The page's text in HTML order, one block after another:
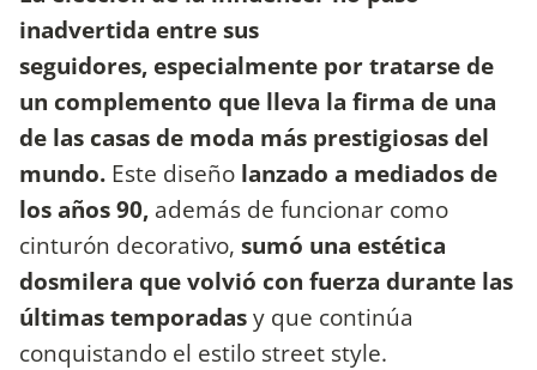
inadvertida entre sus
seguidores, especialmente por tratarse de
un complemento que lleva la firma de una
de las casas de moda más prestigiosas del
mundo. Este diseño lanzado a mediados de
los años 90, además de funcionar como
cinturón decorativo, sumó una estética
dosmilera que volvió con fuerza durante las
últimas temporadasy que continúa
conquistando el estilo street style.